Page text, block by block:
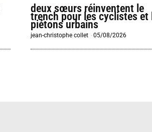
deux sœurs réinventent le
trench pour les cyclistes et
piétons urbains
jean-christophe collet -05/08/2026